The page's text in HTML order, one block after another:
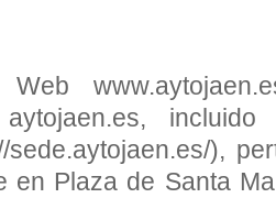
aytojaen.es,
sede.aytojaen.es/),
en Plaza de Santa